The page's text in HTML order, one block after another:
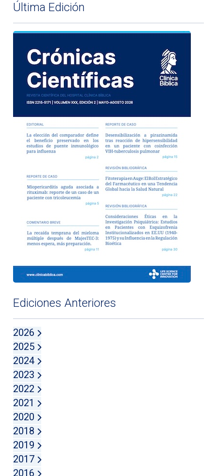
Última Edición
Ediciones Anteriores
2026
2025
2024
2023
2022
2021
2020
2018
2019
2017
2016